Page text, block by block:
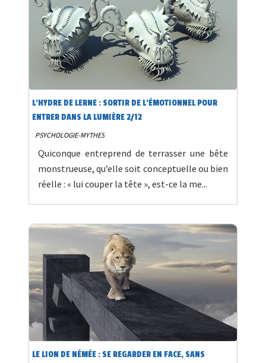
L’HYDRE DE LERNE : SORTIR DE L’ÉMOTIONNEL POUR
ENTRER DANS LA LUMIÈRE 2/12
PSYCHOLOGIE-MYTHES
Quiconque entreprend de terrasser une bête
monstrueuse, qu’elle soit conceptuelle ou bien
réelle : « lui couper la tête », est-ce la me...
LE LION DE NÉMÉE : SE REGARDER EN FACE, SANS